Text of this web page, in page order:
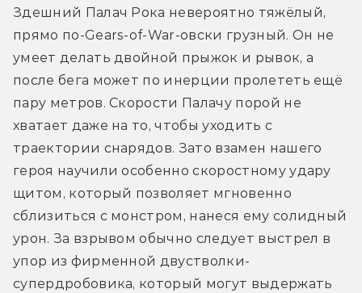
Здешний Палач Рока невероятно тяжёлый,
прямо по-Gears-of-War-овски грузный. Он не
умеет делать двойной прыжок и рывок, а
после бега может по инерции пролететь ещё
пару метров. Скорости Палачу порой не
хватает даже на то, чтобы уходить с
траектории снарядов. Зато взамен нашего
героя научили особенно скоростному удару
щитом, который позволяет мгновенно
сблизиться с монстром, нанеся ему солидный
урон. За взрывом обычно следует выстрел в
упор из фирменной двустволки-
супердробовика, который могут выдержать